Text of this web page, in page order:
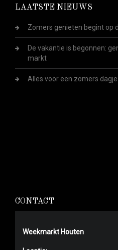
LAATSTE NIEUWS
Zomers genieten begint op
De vakantie is begonnen:
markt
Alles voor een zomers
CONTACT
Weekmarkt Houten